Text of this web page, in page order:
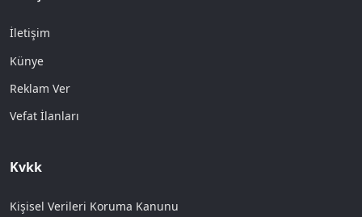
İletişim
Künye
Reklam Ver
Vefat İlanları
Kvkk
Kişisel Verileri Koruma Kanunu